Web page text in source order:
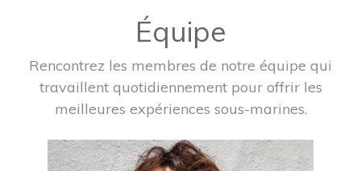
Équipe
Rencontrez les membres de notre équipe qui
travaillent quotidiennement pour offrir les
meilleures expériences sous-marines.